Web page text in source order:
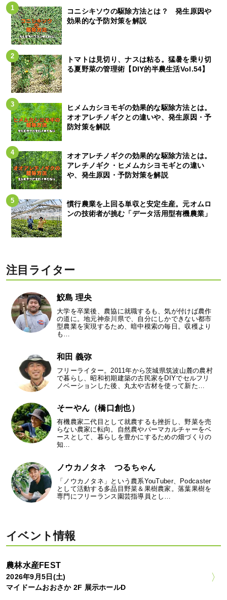
コニシキソウの駆除方法とは？ 発生原因や
効果的な予防対策を解説
トマトは見切り、ナスは粘る。猛暑を乗り切
る夏野菜の管理術【DIY的半農生活Vol.54】
ヒメムカシヨモギの効果的な駆除方法とは。
オオアレチノギクとの違いや、発生原因・予
防対策を解説
オオアレチノギクの効果的な駆除方法とは。
アレチノギク・ヒメムカシヨモギとの違い
や、発生原因・予防対策を解説
慣行農業を上回る単収と安定生産。元オムロ
ンの技術者が挑む「データ活用型有機農業」
注目ライター
鮫島 理央
大学を卒業後、農協に就職するも、気が付けば農作
の道に。地元神奈川県で、自分にしかできない都市
型農業を実現するため、暗中模索の毎日。収穫より
も…
和田 義弥
フリーライター。2011年から茨城県筑波山麓の農村
で暮らし、昭和初期建築の古民家をDIYでセルフリ
ノベーションした後、丸太や古材を使って新た…
そーやん（橋口創也）
有機農家二代目として就農するも挫折し、野菜を売
らない農家に転向。自然農やパーマカルチャーをベ
ースとして、暮らしを豊かにするための畑づくりの
知…
ノウカノタネ つるちゃん
「ノウカノタネ」という農系YouTuber、Podcaster
として活動する多品目野菜＆果樹農家。落葉果樹を
専門にフリーランス園芸指導員とし…
イベント情報
農林水産FEST
2026年9月5日(土)
マイドームおおさか 2F 展示ホールD